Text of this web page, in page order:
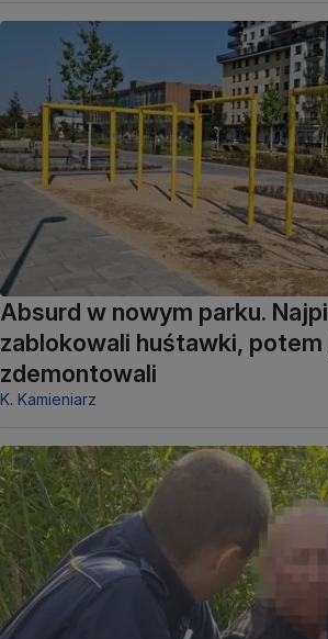
Absurd w nowym parku.
zablokowali huśtawki, potem
zdemontowali
K. Kamieniarz